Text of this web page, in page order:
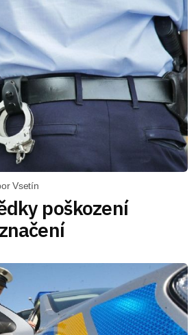
Vsetín
poškození